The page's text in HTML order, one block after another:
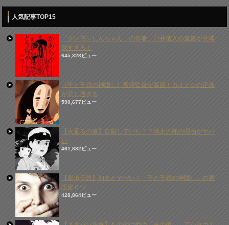
人気記事TOP15
「クレヨンしんちゃん」の作者、臼井儀人の遺書が意味
深すぎる！
645,328ビュー
《千と千尋の神隠し》宮崎監督が暴露！カオナシの正体
が悲し過ぎる
590,677ビュー
【火垂るの墓】自殺していた！？清太の死の理由がヤバ
い
461,882ビュー
【都市伝説】知るとヤバい！「千と千尋の神隠し」の裏
設定６つ
428,864ビュー